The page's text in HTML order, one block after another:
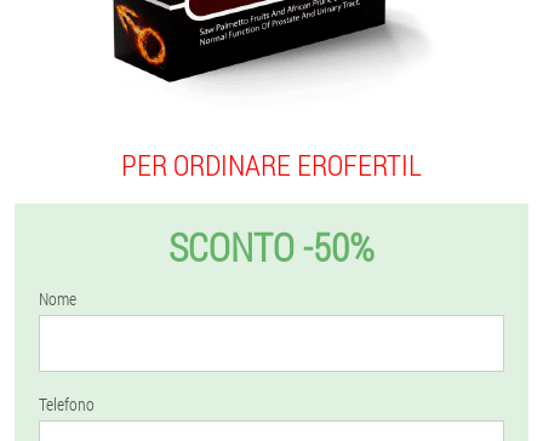
PER ORDINARE EROFERTIL
SCONTO -50%
Nome
Telefono